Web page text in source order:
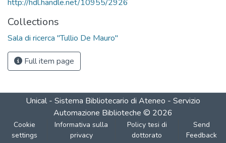
http://hdl.handle.net/10955/2926
Collections
Sala di ricerca "Tullio De Mauro"
Full item page
Unical - Sistema Bibliotecario di Ateneo - Servizio
Automazione Biblioteche © 2026
Cookie
settings
Informativa sulla
privacy
Policy tesi di
dottorato
Send
Feedback